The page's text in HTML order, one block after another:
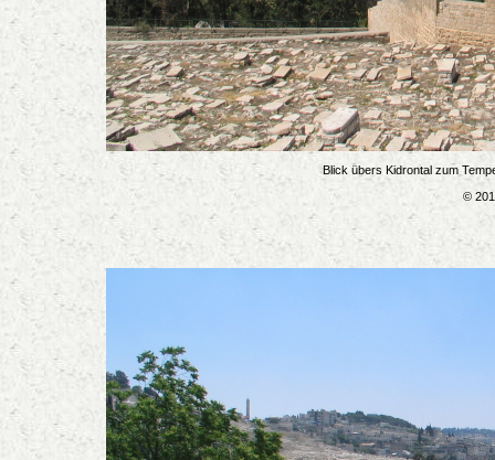
Blick übers Kidrontal zum
©